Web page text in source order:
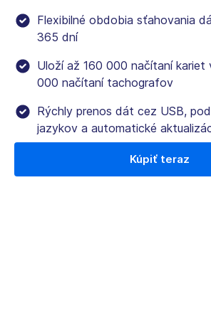
Flexibilné obdobia sťahovania
365 dní
Uloží až 160 000 načítaní
000 načítaní tachografov
Rýchly prenos dát cez USB,
jazykov a automatické
Kúpiť teraz